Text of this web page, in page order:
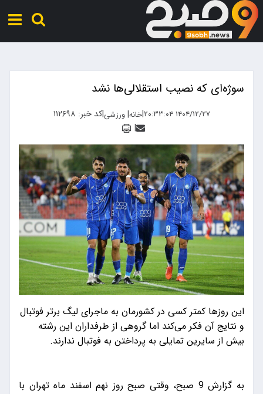
سوژه‌ای که نصیب استقلالی‌ها نشد
۱۴۰۴/۱۲/۲۷ ۲۰:۳۳:۰۴ |خانه|ورزشی|کد خبر: ۱۱۲۶۹۸
|
این روزها کمتر کسی در کشورمان به ماجرای لیگ برتر فوتبال
و نتایج آن فکر می‌کند اما گروهی از طرفداران این رشته
بیش از سایرین تمایلی به پرداختن به فوتبال ندارند.
به گزارش 9 صبح، وقتی صبح روز نهم اسفند ماه تهران با